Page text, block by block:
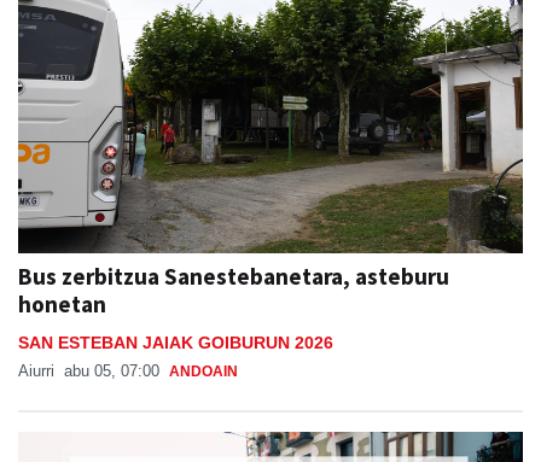
Bus zerbitzua Sanestebanetara, asteburu
honetan
SAN ESTEBAN JAIAK GOIBURUN 2026
Aiurri abu 05, 07:00 ANDOAIN